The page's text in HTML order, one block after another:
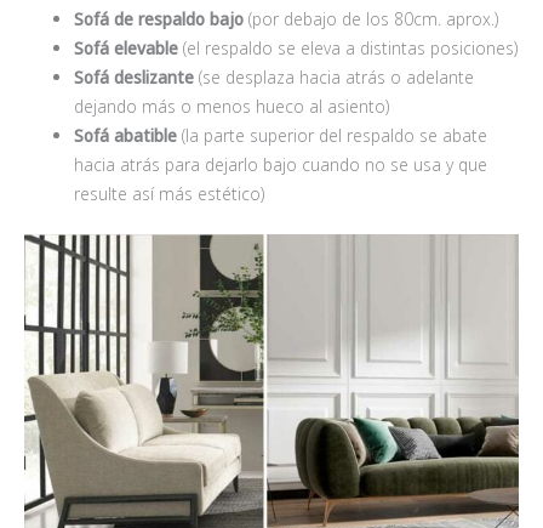
Sofá de respaldo bajo (por debajo de los 80cm. aprox.)
Sofá elevable (el respaldo se eleva a distintas posiciones)
Sofá deslizante (se desplaza hacia atrás o adelante
dejando más o menos hueco al asiento)
Sofá abatible (la parte superior del respaldo se abate
hacia atrás para dejarlo bajo cuando no se usa y que
resulte así más estético)